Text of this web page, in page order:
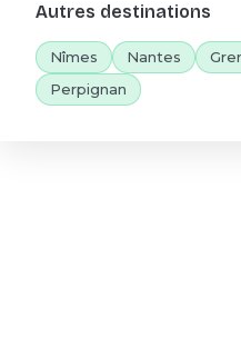
Autres destinations
Nîmes Nantes
Perpignan